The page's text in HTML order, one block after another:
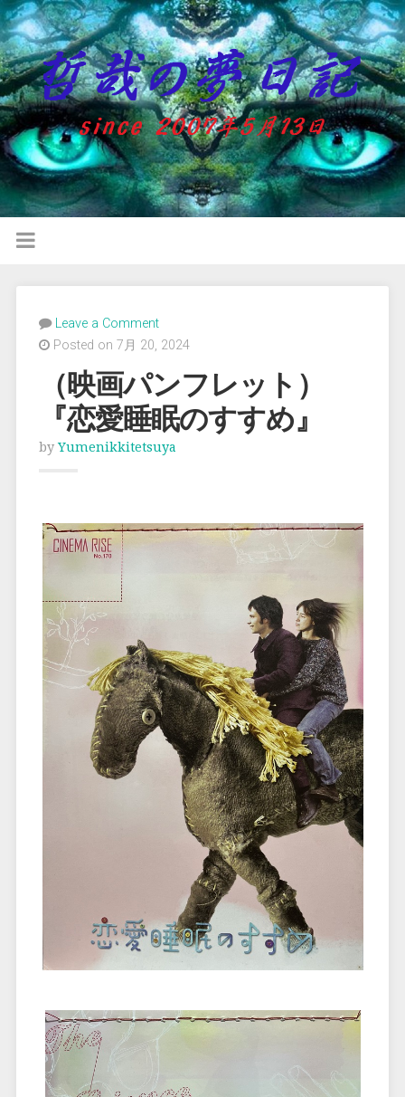
Leave a Comment
Posted on 7月 20, 2024
（映画パンフレット）
『恋愛睡眠のすすめ』
byYumenikkitetsuya